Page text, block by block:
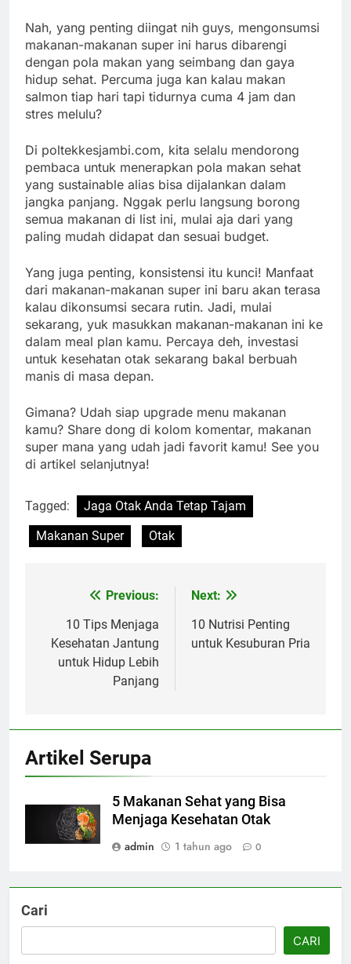
Nah, yang penting diingat nih guys, mengonsumsi
makanan-makanan super ini harus dibarengi
dengan pola makan yang seimbang dan gaya
hidup sehat. Percuma juga kan kalau makan
salmon tiap hari tapi tidurnya cuma 4 jam dan
stres melulu?
Di poltekkesjambi.com, kita selalu mendorong
pembaca untuk menerapkan pola makan sehat
yang sustainable alias bisa dijalankan dalam
jangka panjang. Nggak perlu langsung borong
semua makanan di list ini, mulai aja dari yang
paling mudah didapat dan sesuai budget.
Yang juga penting, konsistensi itu kunci! Manfaat
dari makanan-makanan super ini baru akan terasa
kalau dikonsumsi secara rutin. Jadi, mulai
sekarang, yuk masukkan makanan-makanan ini ke
dalam meal plan kamu. Percaya deh, investasi
untuk kesehatan otak sekarang bakal berbuah
manis di masa depan.
Gimana? Udah siap upgrade menu makanan
kamu? Share dong di kolom komentar, makanan
super mana yang udah jadi favorit kamu! See you
di artikel selanjutnya!
Tagged:
Jaga Otak Anda Tetap Tajam
Makanan Super
Otak
Navigasi
pos
Previous:
10 Tips Menjaga
Kesehatan Jantung
untuk Hidup Lebih
Panjang
Next:
10 Nutrisi Penting
untuk Kesuburan Pria
Artikel Serupa
5 Makanan Sehat yang Bisa
Menjaga Kesehatan Otak
admin
1 tahun ago 0
Cari
CARI